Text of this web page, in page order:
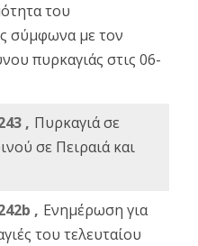
του
σύμφωνα με τον
πυρκαγιάς στις 06-
, Πυρκαγιά σε
σε Πειραιά και
, Ενημέρωση για
του τελευταίου